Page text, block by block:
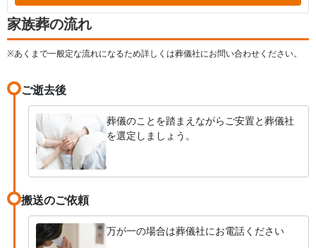
家族葬の流れ
※あくまで一般定な流れになるため詳しくは葬儀社にお問い合わせください。
ご逝去後
葬儀のことを踏まえながらご安置と葬儀社
を選定しましょう。
搬送のご依頼
万が一の場合は葬儀社にお電話ください